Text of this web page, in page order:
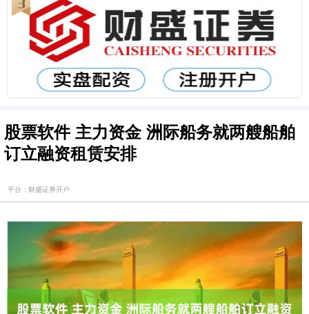
股票软件 主力资金 洲际船务就两艘船舶
订立融资租赁安排
平台：财盛证券开户